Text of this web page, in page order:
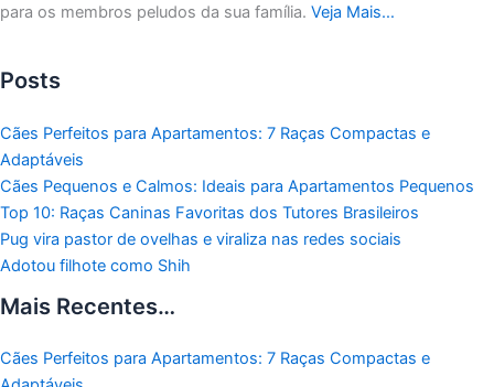
para os membros peludos da sua família. Veja Mais…
Posts
Cães Perfeitos para Apartamentos: 7 Raças Compactas e
Adaptáveis
Cães Pequenos e Calmos: Ideais para Apartamentos Pequenos
Top 10: Raças Caninas Favoritas dos Tutores Brasileiros
Pug vira pastor de ovelhas e viraliza nas redes sociais
Adotou filhote como Shih
Mais Recentes…
Cães Perfeitos para Apartamentos: 7 Raças Compactas e